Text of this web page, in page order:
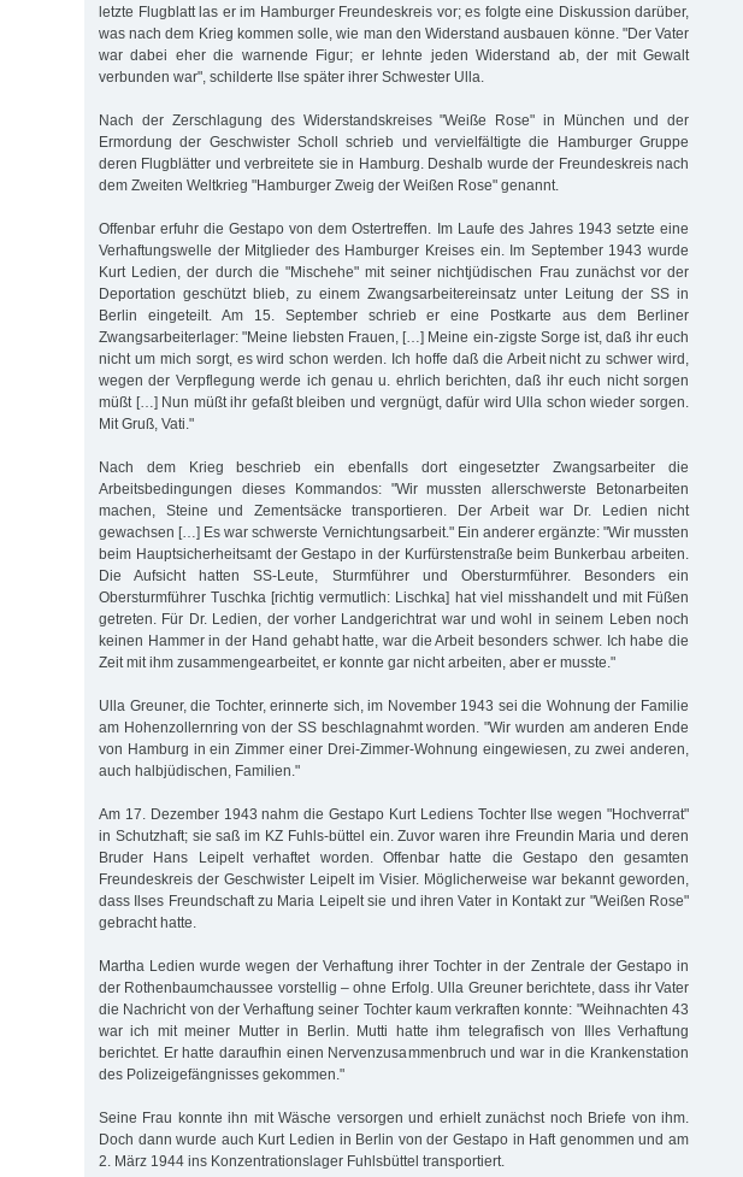
letzte Flugblatt las er im Hamburger Freundeskreis vor; es folgte eine Diskussion darüber,
was nach dem Krieg kommen solle, wie man den Widerstand ausbauen könne. "Der Vater
war dabei eher die warnende Figur; er lehnte jeden Widerstand ab, der mit Gewalt
verbunden war", schilderte Ilse später ihrer Schwester Ulla.
Nach der Zerschlagung des Widerstandskreises "Weiße Rose" in München und der
Ermordung der Geschwister Scholl schrieb und vervielfältigte die Hamburger Gruppe
deren Flugblätter und verbreitete sie in Hamburg. Deshalb wurde der Freundeskreis nach
dem Zweiten Weltkrieg "Hamburger Zweig der Weißen Rose" genannt.
Offenbar erfuhr die Gestapo von dem Ostertreffen. Im Laufe des Jahres 1943 setzte eine
Verhaftungswelle der Mitglieder des Hamburger Kreises ein. Im September 1943 wurde
Kurt Ledien, der durch die "Mischehe" mit seiner nichtjüdischen Frau zunächst vor der
Deportation geschützt blieb, zu einem Zwangsarbeitereinsatz unter Leitung der SS in
Berlin eingeteilt. Am 15. September schrieb er eine Postkarte aus dem Berliner
Zwangsarbeiterlager: "Meine liebsten Frauen, […] Meine ein-zigste Sorge ist, daß ihr euch
nicht um mich sorgt, es wird schon werden. Ich hoffe daß die Arbeit nicht zu schwer wird,
wegen der Verpflegung werde ich genau u. ehrlich berichten, daß ihr euch nicht sorgen
müßt […] Nun müßt ihr gefaßt bleiben und vergnügt, dafür wird Ulla schon wieder sorgen.
Mit Gruß, Vati."
Nach dem Krieg beschrieb ein ebenfalls dort eingesetzter Zwangsarbeiter die
Arbeitsbedingungen dieses Kommandos: "Wir mussten allerschwerste Betonarbeiten
machen, Steine und Zementsäcke transportieren. Der Arbeit war Dr. Ledien nicht
gewachsen […] Es war schwerste Vernichtungsarbeit." Ein anderer ergänzte: "Wir mussten
beim Hauptsicherheitsamt der Gestapo in der Kurfürstenstraße beim Bunkerbau arbeiten.
Die Aufsicht hatten SS-Leute, Sturmführer und Obersturmführer. Besonders ein
Obersturmführer Tuschka [richtig vermutlich: Lischka] hat viel misshandelt und mit Füßen
getreten. Für Dr. Ledien, der vorher Landgerichtrat war und wohl in seinem Leben noch
keinen Hammer in der Hand gehabt hatte, war die Arbeit besonders schwer. Ich habe die
Zeit mit ihm zusammengearbeitet, er konnte gar nicht arbeiten, aber er musste."
Ulla Greuner, die Tochter, erinnerte sich, im November 1943 sei die Wohnung der Familie
am Hohenzollernring von der SS beschlagnahmt worden. "Wir wurden am anderen Ende
von Hamburg in ein Zimmer einer Drei-Zimmer-Wohnung eingewiesen, zu zwei anderen,
auch halbjüdischen, Familien."
Am 17. Dezember 1943 nahm die Gestapo Kurt Lediens Tochter Ilse wegen "Hochverrat"
in Schutzhaft; sie saß im KZ Fuhls-büttel ein. Zuvor waren ihre Freundin Maria und deren
Bruder Hans Leipelt verhaftet worden. Offenbar hatte die Gestapo den gesamten
Freundeskreis der Geschwister Leipelt im Visier. Möglicherweise war bekannt geworden,
dass Ilses Freundschaft zu Maria Leipelt sie und ihren Vater in Kontakt zur "Weißen Rose"
gebracht hatte.
Martha Ledien wurde wegen der Verhaftung ihrer Tochter in der Zentrale der Gestapo in
der Rothenbaumchaussee vorstellig – ohne Erfolg. Ulla Greuner berichtete, dass ihr Vater
die Nachricht von der Verhaftung seiner Tochter kaum verkraften konnte: "Weihnachten 43
war ich mit meiner Mutter in Berlin. Mutti hatte ihm telegrafisch von Illes Verhaftung
berichtet. Er hatte daraufhin einen Nervenzusammenbruch und war in die Krankenstation
des Polizeigefängnisses gekommen."
Seine Frau konnte ihn mit Wäsche versorgen und erhielt zunächst noch Briefe von ihm.
Doch dann wurde auch Kurt Ledien in Berlin von der Gestapo in Haft genommen und am
2. März 1944 ins Konzentrationslager Fuhlsbüttel transportiert.